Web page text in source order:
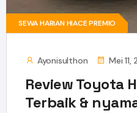
SEWA HARIAN HIACE PREMIO
Ayonisulthon Mei
Review Toyota
Terbaik &